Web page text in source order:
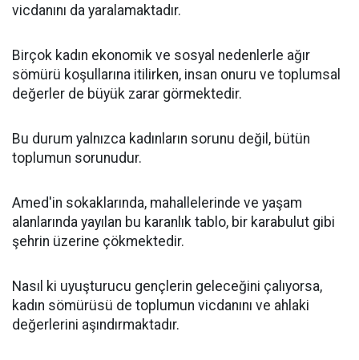
vicdanını da yaralamaktadır.
Birçok kadın ekonomik ve sosyal nedenlerle ağır
sömürü koşullarına itilirken, insan onuru ve toplumsal
değerler de büyük zarar görmektedir.
Bu durum yalnızca kadınların sorunu değil, bütün
toplumun sorunudur.
Amed'in sokaklarında, mahallelerinde ve yaşam
alanlarında yayılan bu karanlık tablo, bir karabulut gibi
şehrin üzerine çökmektedir.
Nasıl ki uyuşturucu gençlerin geleceğini çalıyorsa,
kadın sömürüsü de toplumun vicdanını ve ahlaki
değerlerini aşındırmaktadır.